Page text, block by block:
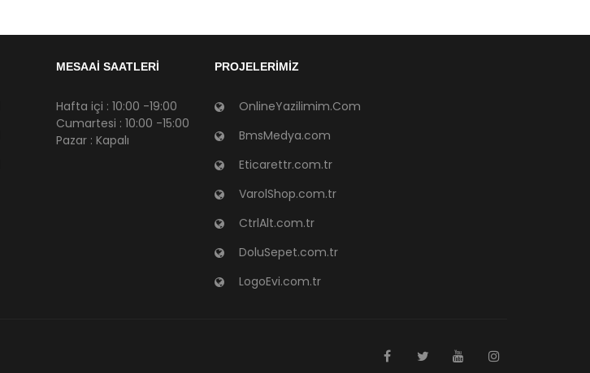
MESAAİ SAATLERİ
Hafta içi : 10:00 -19:00
Cumartesi : 10:00 -15:00
Pazar : Kapalı
PROJELERIMIZ
OnlineYazilimim.Com
BmsMedya.com
Eticarettr.com.tr
VarolShop.com.tr
CtrlAlt.com.tr
DoluSepet.com.tr
LogoEvi.com.tr